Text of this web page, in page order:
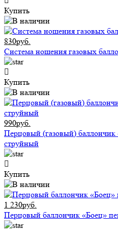
Купить
830руб.
Система ношения газовых
Купить
990руб.
Перцовый (газовый) баллончик
струйный
Купить
1 230руб.
Перцовый баллончик «Боец»